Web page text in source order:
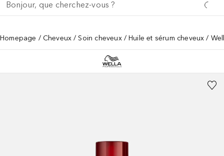
Homepage Cheveux Soin cheveux Huile et sérum cheveux